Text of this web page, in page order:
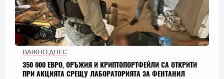
ВАЖНО ДНЕС
350 000 ЕВРО, ОРЪЖИЯ И КРИПТОПОРТФЕЙЛИ СА ОТКРИТИ
ПРИ АКЦИЯТА СРЕЩУ ЛАБОРАТОРИЯТА ЗА ФЕНТАНИЛ